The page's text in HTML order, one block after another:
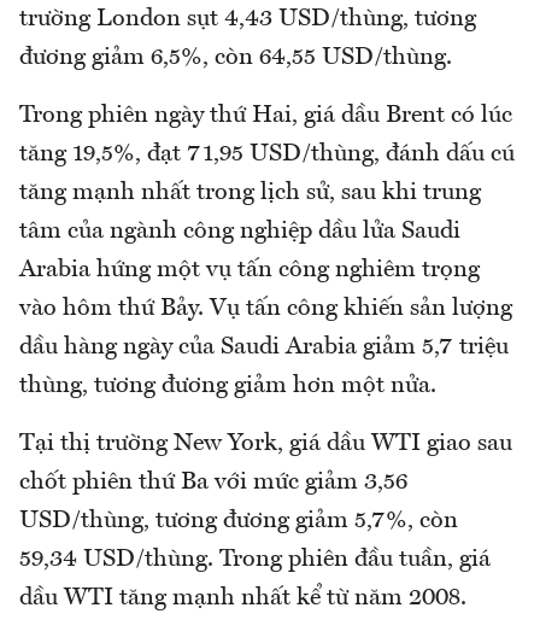
trường London sụt 4,43 USD/thùng, tương
đương giảm 6,5%, còn 64,55 USD/thùng.
Trong phiên ngày thứ Hai, giá dầu Brent có lúc
tăng 19,5%, đạt 71,95 USD/thùng, đánh dấu cú
tăng mạnh nhất trong lịch sử, sau khi trung
tâm của ngành công nghiệp dầu lửa Saudi
Arabia hứng một vụ tấn công nghiêm trọng
vào hôm thứ Bảy. Vụ tấn công khiến sản lượng
dầu hàng ngày của Saudi Arabia giảm 5,7 triệu
thùng, tương đương giảm hơn một nửa.
Tại thị trường New York, giá dầu WTI giao sau
chốt phiên thứ Ba với mức giảm 3,56
USD/thùng, tương đương giảm 5,7%, còn
59,34 USD/thùng. Trong phiên đầu tuần, giá
dầu WTI tăng mạnh nhất kể từ năm 2008.